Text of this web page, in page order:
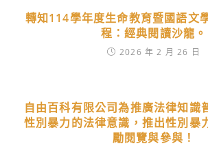
轉知114學年度生命教育暨國語文
程：經典閱讀沙龍。
2026 年 2 月 26 日
自由百科有限公司為推廣法律知識
性別暴力的法律意識，推出性別暴
勵閱覽與參與！